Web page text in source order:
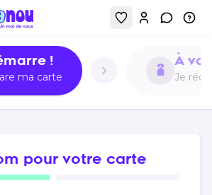
Mon
!
ma carte
2
À
Je
pour votre carte